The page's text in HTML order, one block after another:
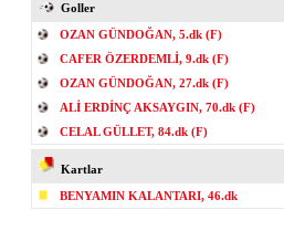
Goller
OZAN GÜNDOĞAN, 5.dk (F)
CAFER ÖZERDEMLİ, 9.dk (F)
OZAN GÜNDOĞAN, 27.dk (F)
ALİ ERDİNÇ AKSAYGIN, 70.dk (F)
CELAL GÜLLET, 84.dk (F)
Kartlar
BENYAMIN KALANTARI, 46.dk